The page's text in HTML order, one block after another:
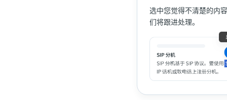
选中您觉得不清楚的内
们将跟进处理。